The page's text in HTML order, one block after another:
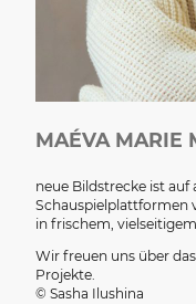
MAÉVA MARIE
neue Bildstrecke ist auf
Schauspielplattformen
in frischem,
Wir freuen uns über
Projekte.
© Sasha Ilushina